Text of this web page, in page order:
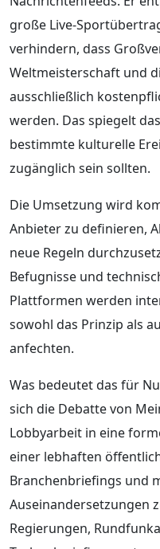
große Live-
verhindern, dass
Weltmeisterschaft und
ausschließlich
werden. Das spiegelt
bestimmte kulturelle
zugänglich sein sollten.
Die Umsetzung wird
Anbieter zu definieren,
neue Regeln
Befugnisse und
Plattformen werden
sowohl das Prinzip als
anfechten.
Was bedeutet das für
sich die Debatte von
Lobbyarbeit in eine
einer lebhaften
Branchenbriefings und
Auseinandersetzungen
Regierungen,